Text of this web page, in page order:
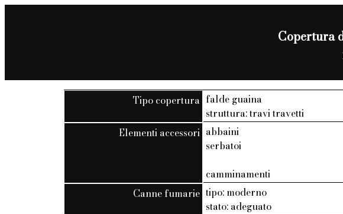
Copertura
Tipo copertura falde guaina
struttura: travi travetti
Elementi accessori abbaini
serbatoi
camminamenti
Canne fumarie tipo: moderno
stato: adeguato